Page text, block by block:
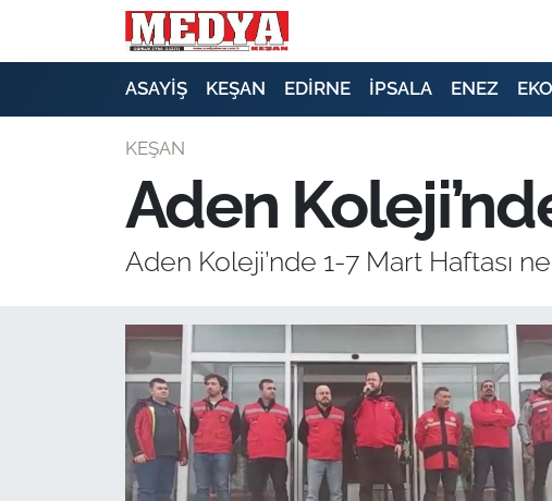
ASAYİŞ KEŞAN EDİRNE İPSALA ENEZ
KEŞAN
Aden
Aden Koleji’nde 1-7 Mart Haftası
E-GAZETE
SİYASET
EĞİTİM